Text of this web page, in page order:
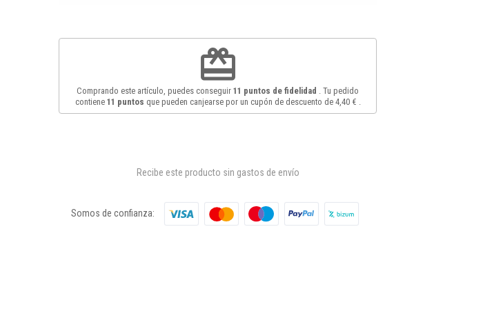
redeem
Comprando este artículo, puedes conseguir 11 puntos de fidelidad . Tu pedido
contiene 11 puntos que pueden canjearse por un cupón de descuento de 4,40 €
Recibe este producto sin gastos de envío
Somos de confianza: